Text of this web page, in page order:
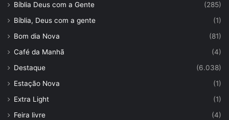
Bíblia Deus com a Gente
(285)
Bíblia, Deus com a gente
(1)
Bom dia Nova
(81)
Café da Manhã
(4)
Destaque
(6.038)
Estação Nova
(1)
Extra Light
(1)
Feira livre
(4)